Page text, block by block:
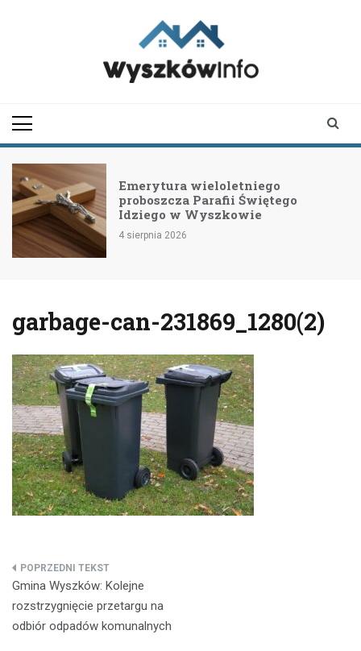
Emerytura wieloletniego
proboszcza Parafii Świętego
Idziego w Wyszkowie
4 sierpnia 2026
garbage-can-231869_1280(2)
Nawigacja
wpisu
Gmina Wyszków: Kolejne
rozstrzygnięcie przetargu na
odbiór odpadów komunalnych